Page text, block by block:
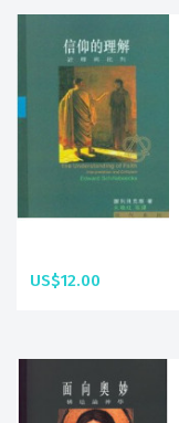
US$12.00